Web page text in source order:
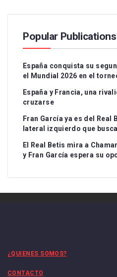
Popular Publications
España conquista su
el Mundial 2026 en el
España y Francia, una
cruzarse
Fran García ya es del
lateral izquierdo que
El Real Betis mira a
y Fran García espera su
¿QUIENES SOMOS?
CONTACTO